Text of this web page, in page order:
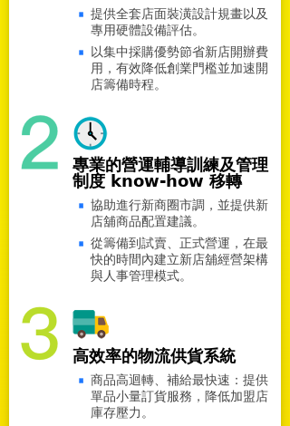
提供全套店面裝潢設計規畫以及
專用硬體設備評估。
以集中採購優勢節省新店開辦費
用，有效降低創業門檻並加速開
店籌備時程。
專業的營運輔導訓練及管理
制度 know-how 移轉
協助進行新商圈市調，並提供新
店舖商品配置建議。
從籌備到試賣、正式營運，在最
快的時間內建立新店舖經營架構
與人事管理模式。
高效率的物流供貨系統
商品高迴轉、補給最快速：提供
單品小量訂貨服務，降低加盟店
庫存壓力。